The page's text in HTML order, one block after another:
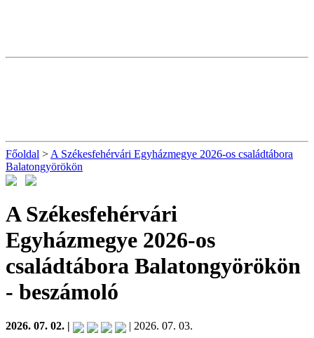
Főoldal > A Székesfehérvári Egyházmegye 2026-os családtábora
Balatongyörökön
A Székesfehérvári
Egyházmegye 2026-os
családtábora Balatongyörökön
- beszámoló
2026. 07. 02. | | 2026. 07. 03.